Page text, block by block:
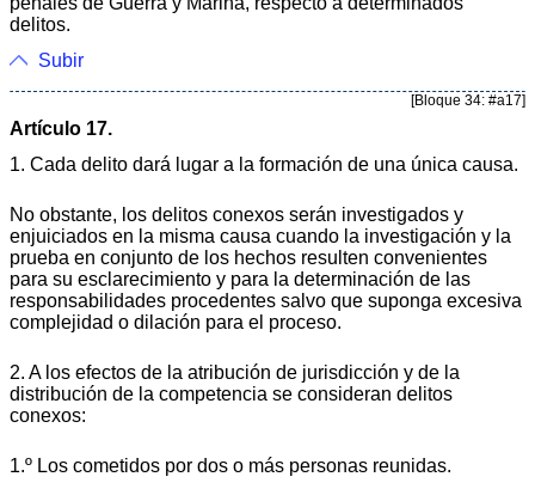
delitos.
Subir
[Bloque 34: #a17]
Artículo 17.
1. Cada delito dará lugar a la formación de una única causa.
No obstante, los delitos conexos serán investigados y
enjuiciados en la misma causa cuando la investigación y la
prueba en conjunto de los hechos resulten convenientes
para su esclarecimiento y para la determinación de las
responsabilidades procedentes salvo que suponga excesiva
complejidad o dilación para el proceso.
2. A los efectos de la atribución de jurisdicción y de la
distribución de la competencia se consideran delitos
conexos:
1.º Los cometidos por dos o más personas reunidas.